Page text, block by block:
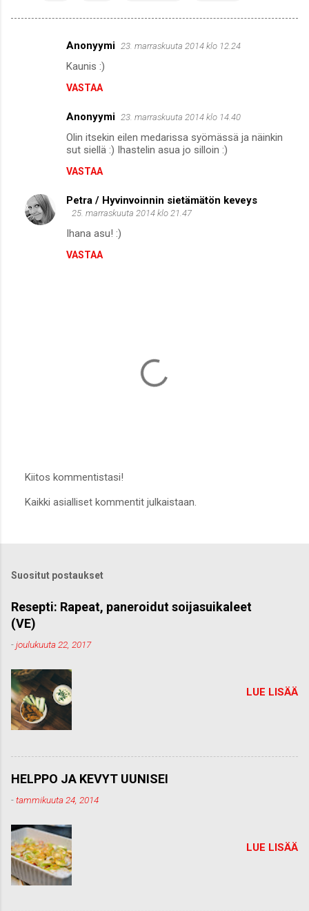
t
Anonyymi 23. marraskuuta 2014 klo 12.24
Kaunis :)
VASTAA
Anonyymi 23. marraskuuta 2014 klo 14.40
Olin itsekin eilen medarissa syömässä ja näinkin
sut siellä :) Ihastelin asua jo silloin :)
VASTAA
Petra / Hyvinvoinnin sietämätön keveys
25. marraskuuta 2014 klo 21.47
Ihana asu! :)
VASTAA
ä
o
m
n
t
Kiitos kommentistasi!
Kaikki asialliset kommentit julkaistaan.
Suositut postaukset
Resepti: Rapeat, paneroidut soijasuikaleet
(VE)
-joulukuuta 22, 2017
LUE LISÄÄ
HELPPO JA KEVYT UUNISEI
-tammikuuta 24, 2014
LUE LISÄÄ